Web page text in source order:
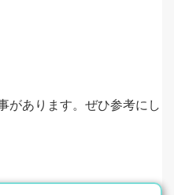
があります。ぜひ参考にし